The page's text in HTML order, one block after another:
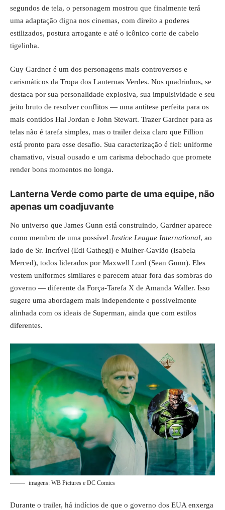
segundos de tela, o personagem mostrou que finalmente terá
uma adaptação digna nos cinemas, com direito a poderes
estilizados, postura arrogante e até o icônico corte de cabelo
tigelinha.
Guy Gardner é um dos personagens mais controversos e
carismáticos da Tropa dos Lanternas Verdes. Nos quadrinhos, se
destaca por sua personalidade explosiva, sua impulsividade e seu
jeito bruto de resolver conflitos — uma antítese perfeita para os
mais contidos Hal Jordan e John Stewart. Trazer Gardner para as
telas não é tarefa simples, mas o trailer deixa claro que Fillion
está pronto para esse desafio. Sua caracterização é fiel: uniforme
chamativo, visual ousado e um carisma debochado que promete
render bons momentos no longa.
Lanterna Verde como parte de uma equipe, não
apenas um coadjuvante
No universo que James Gunn está construindo, Gardner aparece
como membro de uma possível Justice League International, ao
lado de Sr. Incrível (Edi Gathegi) e Mulher-Gavião (Isabela
Merced), todos liderados por Maxwell Lord (Sean Gunn). Eles
vestem uniformes similares e parecem atuar fora das sombras do
governo — diferente da Força-Tarefa X de Amanda Waller. Isso
sugere uma abordagem mais independente e possivelmente
alinhada com os ideais de Superman, ainda que com estilos
diferentes.
imagens: WB Pictures e DC Comics
Durante o trailer, há indícios de que o governo dos EUA enxerga